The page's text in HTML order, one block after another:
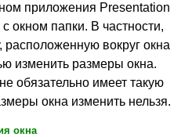
приложения Presentation
окном папки. В частности,
расположенную вокруг окна
изменить размеры окна.
обязательно имеет такую
окна изменить нельзя.
окна